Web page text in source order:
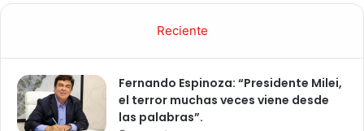
Reciente
Fernando Espinoza: “Presidente Milei,
el terror muchas veces viene desde
las palabras”.